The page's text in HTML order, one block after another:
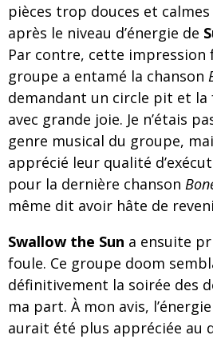
pièces trop douces et
après le niveau d’énergie de
Par contre, cette impression
groupe a entamé la chanson
demandant un circle pit et la
avec grande joie. Je n’étais
genre musical du groupe,
apprécié leur qualité
pour la dernière chanson
même dit avoir hâte de
Swallow the Sun a ensuite
foule. Ce groupe doom
définitivement la soirée des
ma part. À mon avis,
aurait été plus appréciée au